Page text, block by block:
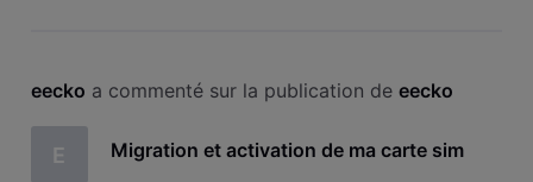
eecko a commenté sur la publication de eecko
E Migration et activation de ma carte sim